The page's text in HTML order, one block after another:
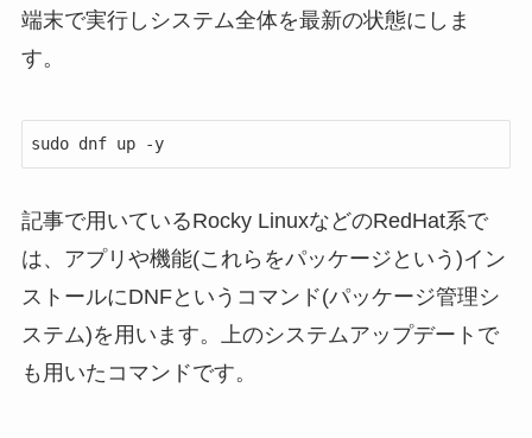
端末で実行しシステム全体を最新の状態にしま
す。
sudo dnf up -y
記事で用いているRocky LinuxなどのRedHat系で
は、アプリや機能(これらをパッケージという)イン
ストールにDNFというコマンド(パッケージ管理シ
ステム)を用います。上のシステムアップデートで
も用いたコマンドです。